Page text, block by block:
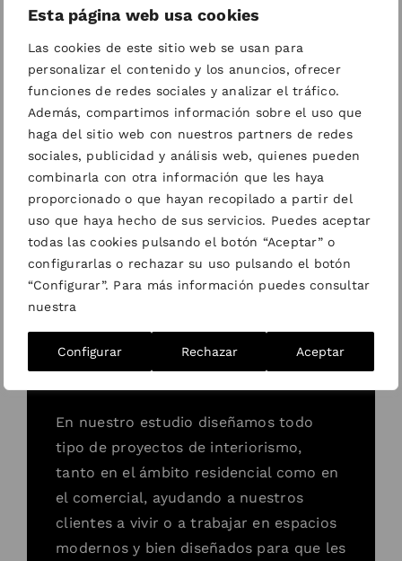
Esta página web usa cookies
Las cookies de este sitio web se usan para
personalizar el contenido y los anuncios, ofrecer
funciones de redes sociales y analizar el tráfico.
Además, compartimos información sobre el uso que
haga del sitio web con nuestros partners de redes
sociales, publicidad y análisis web, quienes pueden
combinarla con otra información que les haya
proporcionado o que hayan recopilado a partir del
uso que haya hecho de sus servicios. Puedes aceptar
todas las cookies pulsando el botón “Aceptar” o
configurarlas o rechazar su uso pulsando el botón
“Configurar”. Para más información puedes consultar
nuestra
Configurar Rechazar Aceptar
Por qué
elegirnos para tu
proyecto
Compromiso con cada proyecto.
Nuestro mayor orgullo es el bienestar
de los clientes a través de nuestro
trabajo. Un trabajo que, además, ha
sido reconocido a nivel nacional e
definen por la búsqueda de la
excelencia y originalidad.
En nuestro estudio diseñamos todo
tipo de proyectos de interiorismo,
tanto en el ámbito residencial como en
el comercial, ayudando a nuestros
clientes a vivir o a trabajar en espacios
modernos y bien diseñados para que les